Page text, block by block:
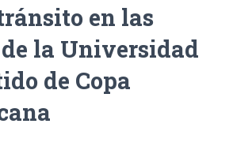
en las
la Universidad
de Copa